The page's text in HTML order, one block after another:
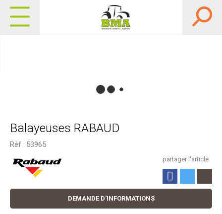
Balayeuses RABAUD
Réf : 53965
partager l'article
DEMANDE D'INFORMATIONS